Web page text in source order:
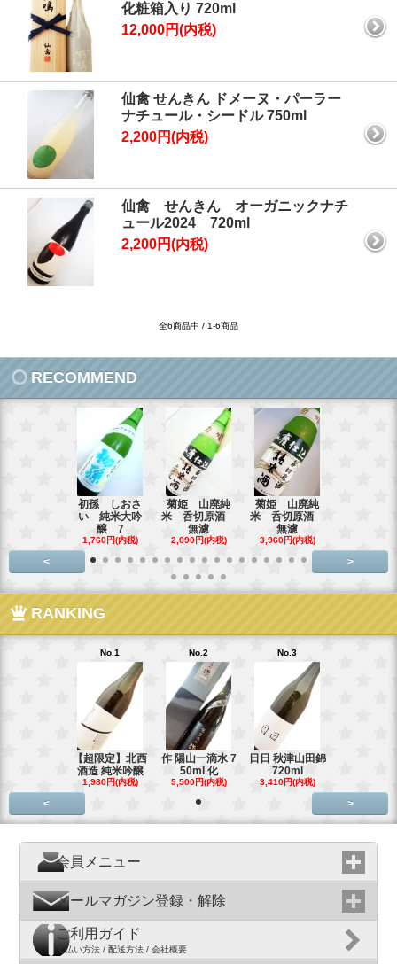
化粧箱入り 720ml
12,000円(内税)
仙禽 せんきん ドメーヌ・パーラー
ナチュール・シードル 750ml
2,200円(内税)
仙禽 せんきん オーガニックナチ
ュール2024 720ml
2,200円(内税)
全6商品中 / 1-6商品
RECOMMEND
初孫 しおさ
い 純米大吟
醸 7
1,760円(内税)
菊姫 山廃純
米 呑切原酒
無濾
2,090円(内税)
菊姫 山廃純
米 呑切原酒
無濾
3,960円(内税)
< >
RANKING
No.1
【超限定】北西
酒造 純米吟醸
1,980円(内税)
No.2
作 陽山一滴水 7
50ml 化
5,500円(内税)
No.3
日日 秋津山田錦
720ml
3,410円(内税)
< >
会員メニュー
メールマガジン登録・解除
ご利用ガイド
支払い方法 / 配送方法 / 会社概要